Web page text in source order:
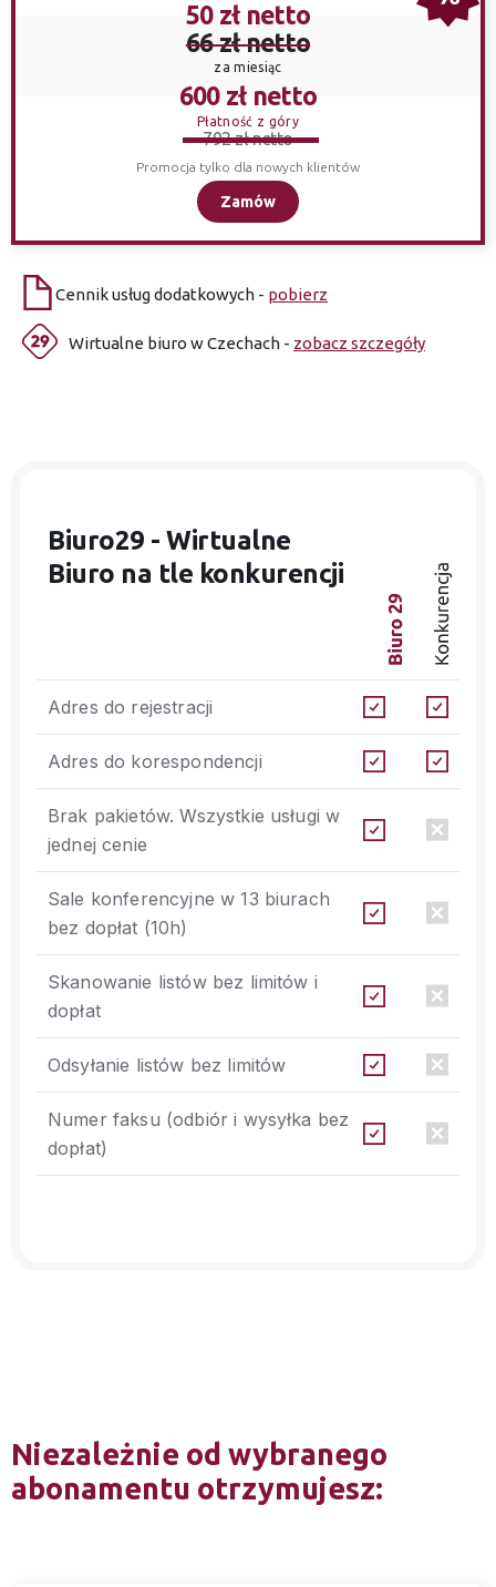
50 zł netto
66 zł netto
za miesiąc
600 zł netto
Płatność z góry
792 zł netto
Promocja tylko dla nowych klientów
Zamów
Cennik usług dodatkowych - pobierz
Wirtualne biuro w Czechach - zobacz szczegóły
Biuro29 - Wirtualne
Biuro na tle konkurencji
Adres do rejestracji
Adres do korespondencji
Brak pakietów. Wszystkie usługi w
jednej cenie
Sale konferencyjne w 13 biurach
bez dopłat (10h)
Skanowanie listów bez limitów i
dopłat
Odsyłanie listów bez limitów
Numer faksu (odbiór i wysyłka bez
dopłat)
Niezależnie od wybranego
abonamentu otrzymujesz: